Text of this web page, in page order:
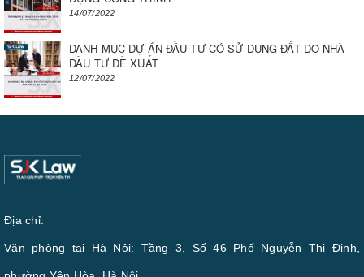
14/07/2022
DANH MỤC DỰ ÁN ĐẦU TƯ CÓ SỬ DỤNG ĐẤT DO NHÀ
ĐẦU TƯ ĐỀ XUẤT
12/07/2022
Địa chỉ:
Văn phòng tại Hà Nội: Tầng 3, Số 46 Phố Nguyễn Thị Định,